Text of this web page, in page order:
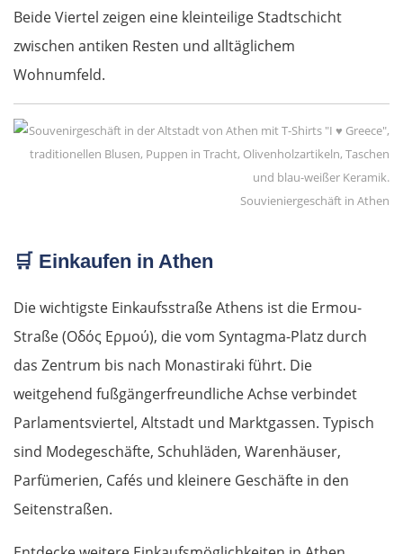
Beide Viertel zeigen eine kleinteilige Stadtschicht
zwischen antiken Resten und alltäglichem
Wohnumfeld.
Souvieniergeschäft in Athen
🛒 Einkaufen in Athen
Die wichtigste Einkaufsstraße Athens ist die Ermou-
Straße (Οδός Ερμού), die vom Syntagma-Platz durch
das Zentrum bis nach Monastiraki führt. Die
weitgehend fußgängerfreundliche Achse verbindet
Parlamentsviertel, Altstadt und Marktgassen. Typisch
sind Modegeschäfte, Schuhläden, Warenhäuser,
Parfümerien, Cafés und kleinere Geschäfte in den
Seitenstraßen.